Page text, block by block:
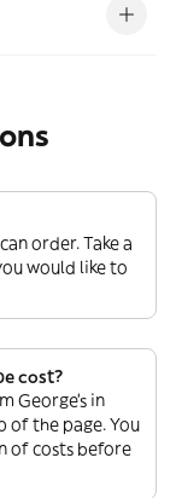
order. Take a
would like to
cost?
George's in
of the page. You
of costs before